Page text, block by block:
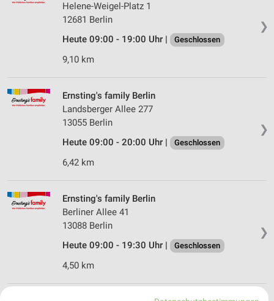
❯
Helene-Weigel-Platz 1
12681 Berlin
Heute 09:00 - 19:00 Uhr |
Geschlossen
9,10 km
❯
Ernsting's family Berlin
Landsberger Allee 277
13055 Berlin
Heute 09:00 - 20:00 Uhr |
Geschlossen
6,42 km
❯
Ernsting's family Berlin
Berliner Allee 41
13088 Berlin
Heute 09:00 - 19:30 Uhr |
Geschlossen
4,50 km